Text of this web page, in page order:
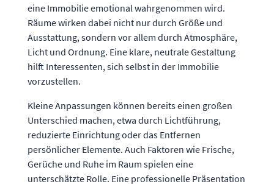
eine Immobilie emotional wahrgenommen wird.
Räume wirken dabei nicht nur durch Größe und
Ausstattung, sondern vor allem durch Atmosphäre,
Licht und Ordnung. Eine klare, neutrale Gestaltung
hilft Interessenten, sich selbst in der Immobilie
vorzustellen.
Kleine Anpassungen können bereits einen großen
Unterschied machen, etwa durch Lichtführung,
reduzierte Einrichtung oder das Entfernen
persönlicher Elemente. Auch Faktoren wie Frische,
Gerüche und Ruhe im Raum spielen eine
unterschätzte Rolle. Eine professionelle Präsentation